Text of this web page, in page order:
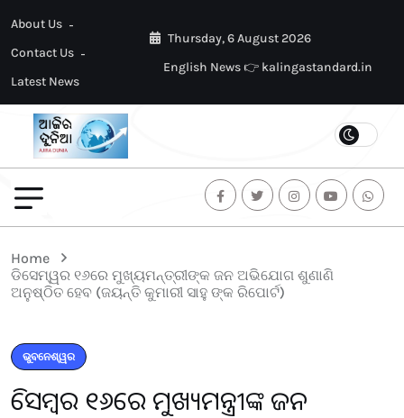
About Us
Contact Us
Latest News
Thursday, 6 August 2026
English News 👉 kalingastandard.in
Home
ଡିସେମ୍ୱର ୧୬ରେ ମୁଖ୍ୟମନ୍ତ୍ରୀଙ୍କ ଜନ ଅଭିଯୋଗ ଶୁଣାଣି
ଅନୁଷ୍ଠିତ ହେବ (ଜୟନ୍ତି କୁମାରୀ ସାହୁ ଙ୍କ ରିପୋର୍ଟ)
ଭୁବନେଶ୍ୱର
ଡିସେମ୍ୱର ୧୬ରେ ମୁଖ୍ୟମନ୍ତ୍ରୀଙ୍କ ଜନ